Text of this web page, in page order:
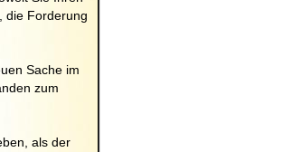
die Forderung
Sache im
zum
als der